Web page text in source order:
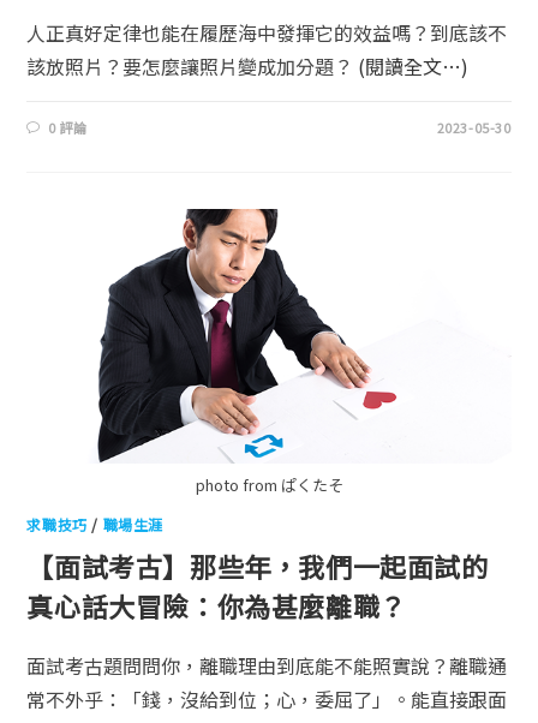
人正真好定律也能在履歷海中發揮它的效益嗎？到底該不
該放照片？要怎麼讓照片變成加分題？ (閱讀全文…)
0 評論 2023-05-30
photo from ぱくたそ
求職技巧 / 職場生涯
【面試考古】那些年，我們一起面試的
真心話大冒險：你為甚麼離職？
面試考古題問問你，離職理由到底能不能照實說？離職通
常不外乎：「錢，沒給到位；心，委屈了」。能直接跟面